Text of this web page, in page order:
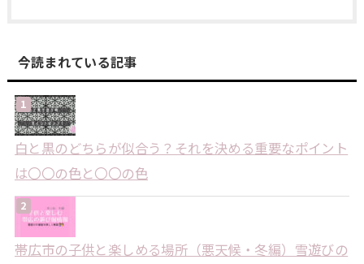
今読まれている記事
白と黒のどちらが似合う？それを決める重要なポイント
は〇〇の色と〇〇の色
帯広市の子供と楽しめる場所（悪天候・冬編）雪遊びの